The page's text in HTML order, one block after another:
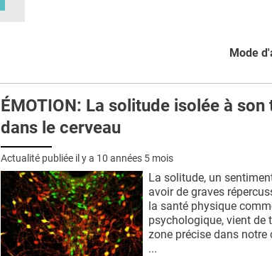
Mode
ÉMOTION: La solitude isolée à son
dans le cerveau
Actualité publiée il y a 10 années 5 mois
La solitude, un
avoir de graves
la santé physique
psychologique, vient de
zone précise dans notre
...